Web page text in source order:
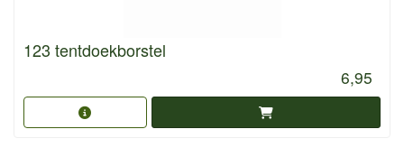
123 tentdoekborstel
6,95